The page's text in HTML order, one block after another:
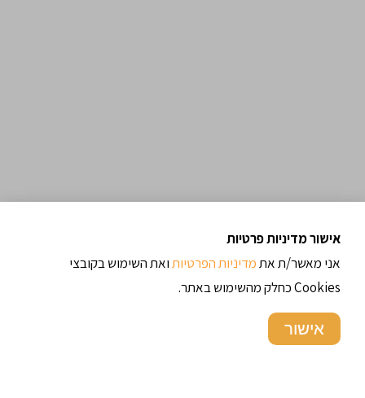
אישור מדיניות פרטיות
אני מאשר/ת אתמדיניות הפרטיותואת השימוש בקובצי
Cookies כחלק מהשימוש באתר.
אישור